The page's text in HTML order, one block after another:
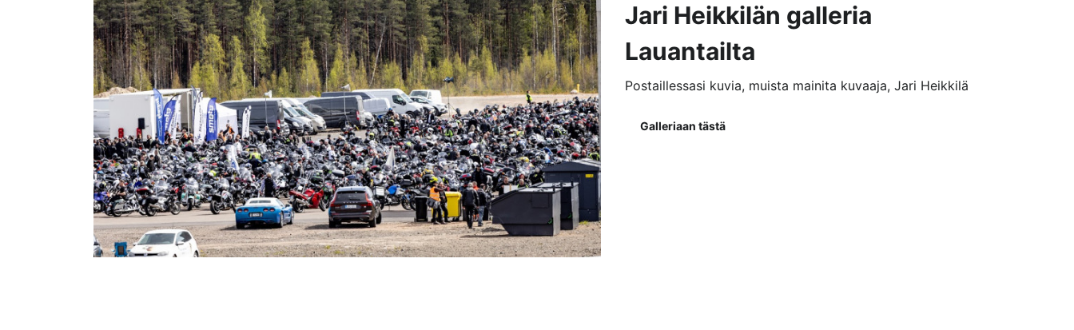
Jari Heikkilän galleria
Lauantailta
Postaillessasi kuvia, muista mainita kuvaaja, Jari Heikkilä
Galleriaan tästä